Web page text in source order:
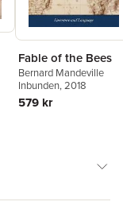
Fable of the Bees
Bernard Mandeville
Inbunden, 2018
579 kr